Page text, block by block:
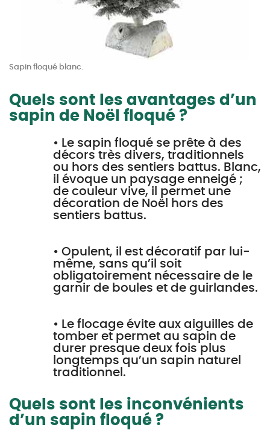
Sapin floqué blanc.
Quels sont les avantages d’un
sapin de Noël floqué ?
• Le sapin floqué se prête à des
décors très divers, traditionnels
ou hors des sentiers battus. Blanc,
il évoque un paysage enneigé ;
de couleur vive, il permet une
décoration de Noël hors des
sentiers battus.
• Opulent, il est décoratif par lui-
même, sans qu’il soit
obligatoirement nécessaire de le
garnir de boules et de guirlandes.
• Le flocage évite aux aiguilles de
tomber et permet au sapin de
durer presque deux fois plus
longtemps qu’un sapin naturel
traditionnel.
Quels sont les inconvénients
d’un sapin floqué ?